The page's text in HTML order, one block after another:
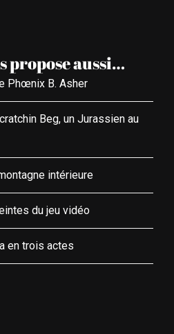
propose aussi…
Phœnix B. Asher
Beg, un Jurassien au
intérieure
du jeu vidéo
en trois actes